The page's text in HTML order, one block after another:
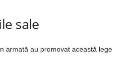
sale
armată au promovat această lege